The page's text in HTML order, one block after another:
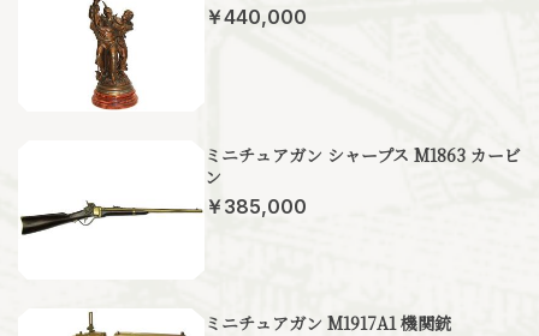
￥440,000
ミニチュアガン シャープス M1863 カービ
ン
￥385,000
ミニチュアガン M1917A1 機関銃